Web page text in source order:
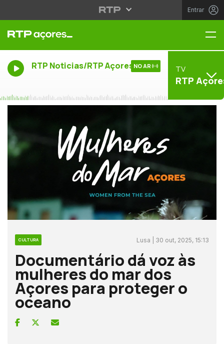
Entrar
RTP Noticias/RTP Açores NO AR TV
RTP
CULTURA Lusa | 30 out, 2025, 15:13
Documentário dá voz às
mulheres do mar dos
Açores para proteger o
oceano